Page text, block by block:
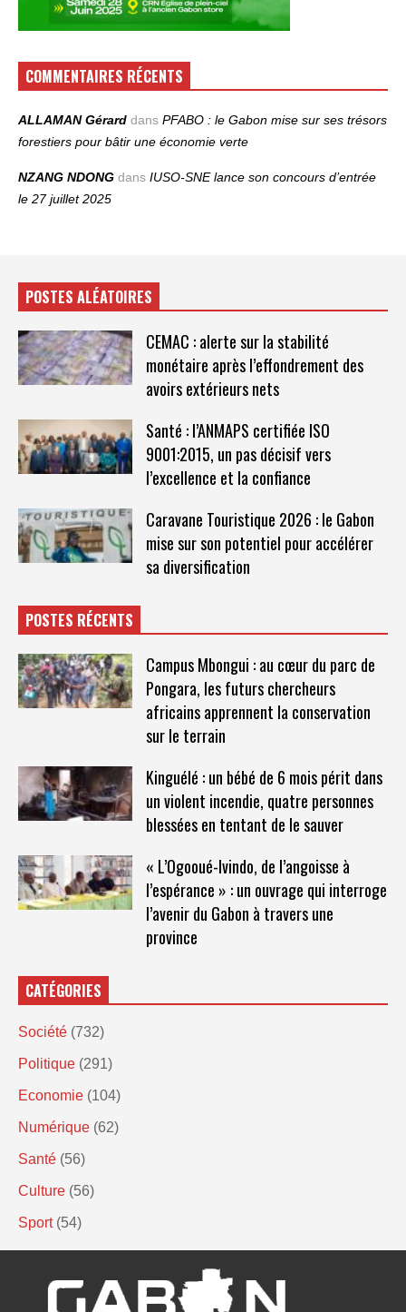
COMMENTAIRES RÉCENTS
ALLAMAN Gérard dans PFABO : le Gabon mise sur ses trésors
forestiers pour bâtir une économie verte
NZANG NDONG dans IUSO‑SNE lance son concours d’entrée
le 27 juillet 2025
POSTES ALÉATOIRES
CEMAC : alerte sur la stabilité
monétaire après l’effondrement des
avoirs extérieurs nets
Santé : l’ANMAPS certifiée ISO
9001:2015, un pas décisif vers
l’excellence et la confiance
Caravane Touristique 2026 : le Gabon
mise sur son potentiel pour accélérer
sa diversification
POSTES RÉCENTS
Campus Mbongui : au cœur du parc de
Pongara, les futurs chercheurs
africains apprennent la conservation
sur le terrain
Kinguélé : un bébé de 6 mois périt dans
un violent incendie, quatre personnes
blessées en tentant de le sauver
« L’Ogooué-Ivindo, de l’angoisse à
l’espérance » : un ouvrage qui interroge
l’avenir du Gabon à travers une
province
CATÉGORIES
Société (732)
Politique (291)
Economie (104)
Numérique (62)
Santé (56)
Culture (56)
Sport (54)